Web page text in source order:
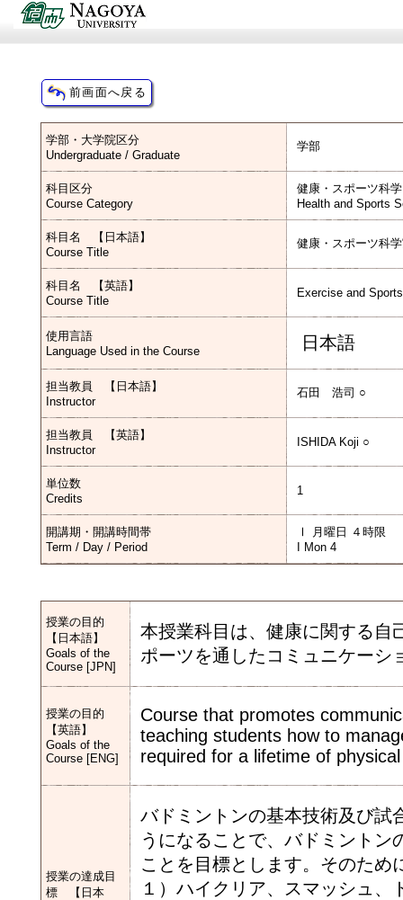
学部・大学院区分
Undergraduate / Graduate
学部
科目区分
Course Category
健康・スポーツ科
Health and Sports
科目名 【日本語】
Course Title
健康・スポーツ科
科目名 【英語】
Course Title
Exercise and
使用言語
Language Used in the Course
日本語
担当教員 【日本語】
Instructor
石田 浩司 ○
担当教員 【英語】
Instructor
ISHIDA Koji ○
単位数
Credits
1
開講期・開講時間帯
Term / Day / Period
Ⅰ 月曜日 ４時限
I Mon 4
授業の目的
【日本語】
Goals of the
Course [JPN]
本授業科目は、健康に関する自
ポーツを通したコミュニケーシ
授業の目的
【英語】
Goals of the
Course [ENG]
Course that promotes
teaching students how to
required for a lifetime of
授業の達成目
標 【日本
バドミントンの基本技術及び試
うになることで、バドミント
ことを目標とします。そのため
１）ハイクリア、スマッシュ